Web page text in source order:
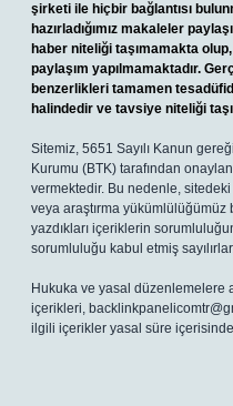
şirketi ile hiçbir bağlantısı
hazırladığımız makaleler
haber niteliği taşımamakta
paylaşım yapılmamaktadır.
benzerlikleri tamamen
halindedir ve tavsiye niteliği
Sitemiz, 5651 Sayılı Kanun
Kurumu (BTK) tarafından
vermektedir. Bu nedenle,
veya araştırma yükümlülüğümüz
yazdıkları içeriklerin
sorumluluğu kabul etmiş
Hukuka ve yasal düzenlemelere
içerikleri,
ilgili içerikler yasal süre içerisinde